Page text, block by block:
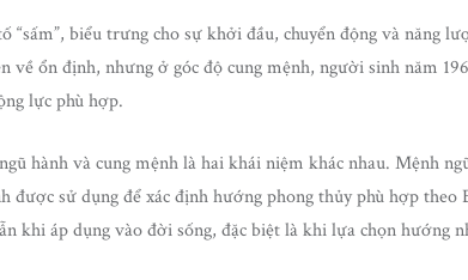
“sấm”, biểu trưng cho sự khởi đầu, chuyển động và năng
về ổn định, nhưng ở góc độ cung mệnh, người sinh năm
lực phù hợp.
hành và cung mệnh là hai khái niệm khác nhau. Mệnh
được sử dụng để xác định hướng phong thủy phù hợp theo
khi áp dụng vào đời sống, đặc biệt là khi lựa chọn hướng